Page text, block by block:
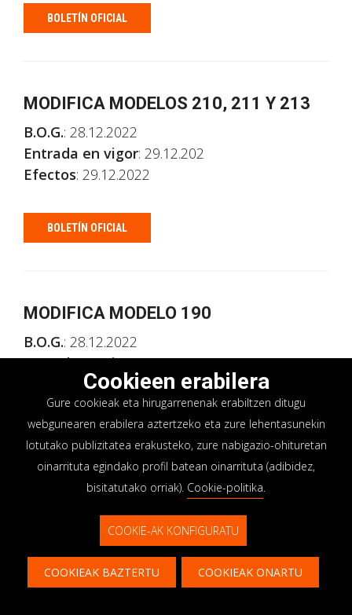
BOLETÍN OFICIAL
MODIFICA MODELOS 210, 211 Y 213
B.O.G.: 28.12.2022
Entrada en vigor: 29.12.202
Efectos: 29.12.2022
BOLETÍN OFICIAL
MODIFICA MODELO 190
B.O.G.: 28.12.2022
Entrada en vigor: 28.12.2022
: declaraciones informativas
correspondientes al ejercicio 2022, que se
presentarán a partir de 2023
Cookieen erabilera
Gure cookieak eta hirugarrenenak erabiltzen ditugu
webgunearen erabilera aztertzeko eta zure lehentasunekin
lotutako publizitatea erakusteko, zure nabigazio-ohituretan
oinarrituta egindako profil batean oinarrituta (adibidez,
bisitatutako orriak). Cookie-politika.
COOKIE-AK KONFIGURATU
COOKIEAK BAZTERTU COOKIEAK ONARTU